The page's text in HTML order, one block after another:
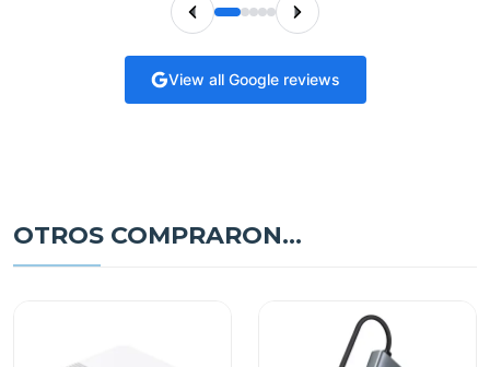
View all Google reviews
OTROS COMPRARON...